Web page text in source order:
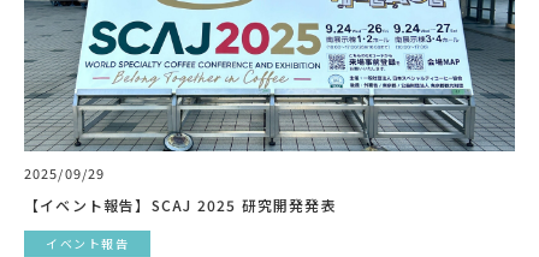
2025/09/29
【イベント報告】SCAJ 2025 研究開発発表
イベント報告